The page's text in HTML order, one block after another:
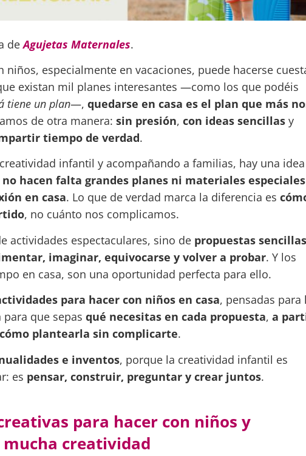
deAgujetas Maternales.
niños, especialmente en vacaciones, puede hacerse
existan mil planes interesantes —como los que podéis
tiene un plan—, quedarse en casa es el plan que más
de otra manera: sin presión, con ideas sencillasy
tiempo de verdad.
infantil y acompañando a familias, hay una idea
no hacen falta grandes planes ni materiales especiales
en casa. Lo que de verdad marca la diferencia es
, no cuánto nos complicamos.
actividades espectaculares, sino de propuestas sencillas
imaginar, equivocarse y volver a probar. Y los
en casa, son una oportunidad perfecta para ello.
para hacer con niños en casa, pensadas para
que sepas qué necesitas en cada propuesta, a
cómo plantearla sin complicarte.
e inventos, porque la creatividad infantil es
es pensar, construir, preguntar y crear juntos.
para hacer con niños y
creatividad